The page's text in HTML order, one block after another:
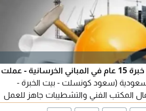
مهندس مدني اشراف - خبرة 15 عام في المباني الخرسانية - عملت
(سعود كونسلت - بيت الخبرة -
المكتب الفني والتشطيبات جاهز للعمل